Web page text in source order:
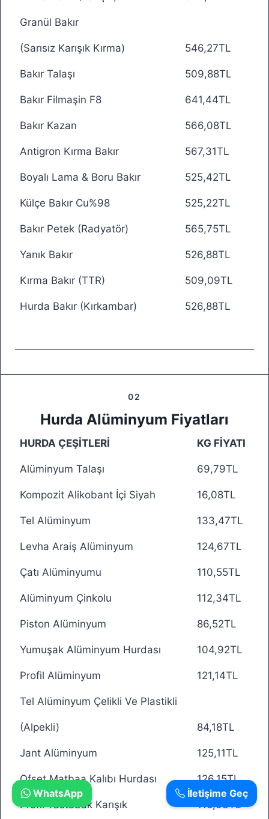
Granül Bakır
(Sarısız Karışık Kırma) 546,27TL
Bakır Talaşı 509,88TL
Bakır Filmaşin F8 641,44TL
Bakır Kazan 566,08TL
Antigron Kırma Bakır 567,31TL
Boyalı Lama & Boru Bakır 525,42TL
Külçe Bakır Cu%98 525,22TL
Bakır Petek (Radyatör) 565,75TL
Yanık Bakır 526,88TL
Kırma Bakır (TTR) 509,09TL
Hurda Bakır (Kırkambar) 526,88TL
02
Hurda Alüminyum Fiyatları
HURDA ÇEŞİTLERİ KG FİYATI
Alüminyum Talaşı 69,79TL
Kompozit Alikobant İçi Siyah 16,08TL
Tel Alüminyum 133,47TL
Levha Araiş Alüminyum 124,67TL
Çatı Alüminyumu 110,55TL
Alüminyum Çinkolu 112,34TL
Piston Alüminyum 86,52TL
Yumuşak Alüminyum Hurdası 104,92TL
Profil Alüminyum 121,14TL
Tel Alüminyum Çelikli Ve Plastikli
(Alpekli) 84,18TL
Jant Alüminyum 125,11TL
Ofset Matbaa Kalıbı Hurdası 126,15TL
Profil Tastabak Karışık 116,03TL
İletişime Geç
WhatsApp